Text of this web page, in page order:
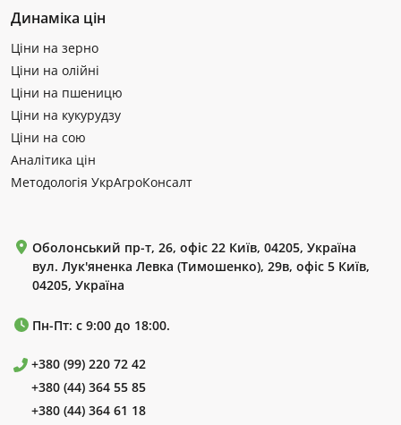
Динаміка цін
Ціни на зерно
Ціни на олійні
Ціни на пшеницю
Ціни на кукурудзу
Ціни на сою
Аналітика цін
Методологія УкрАгроКонсалт
Оболонський пр-т, 26, офіс 22 Київ, 04205, Україна
вул. Лук'яненка Левка (Тимошенко), 29в, офіс 5 Київ,
04205, Україна
Пн-Пт: с 9:00 до 18:00.
+380 (99) 220 72 42
+380 (44) 364 55 85
+380 (44) 364 61 18